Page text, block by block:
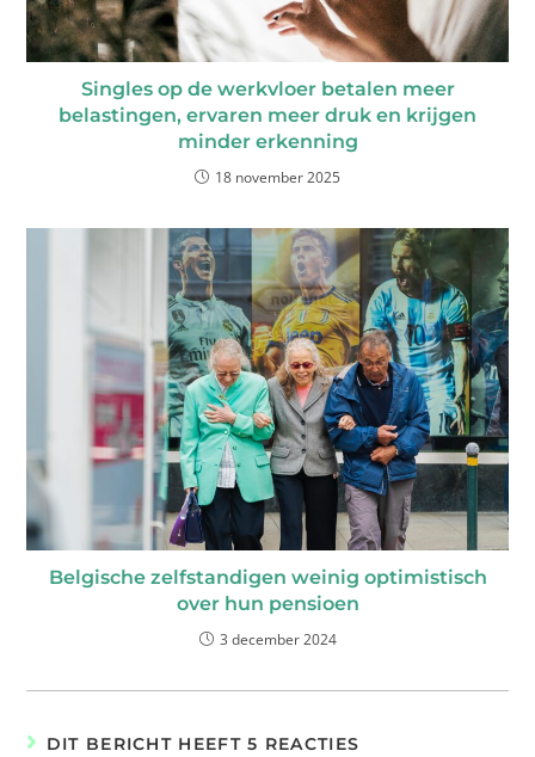
Singles op de werkvloer betalen meer
belastingen, ervaren meer druk en krijgen
minder erkenning
18 november 2025
Belgische zelfstandigen weinig optimistisch
over hun pensioen
3 december 2024
DIT BERICHT HEEFT 5 REACTIES